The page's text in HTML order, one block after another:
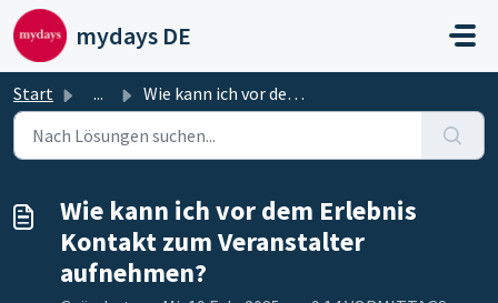
Zum hauptsächlichen Inhalt gehen
mydays DE
Start ... Wie kann ich vor dem Erlebnis Kontakt zum Veranstalter au...
Wie kann ich vor dem Erlebnis
Kontakt zum Veranstalter
aufnehmen?